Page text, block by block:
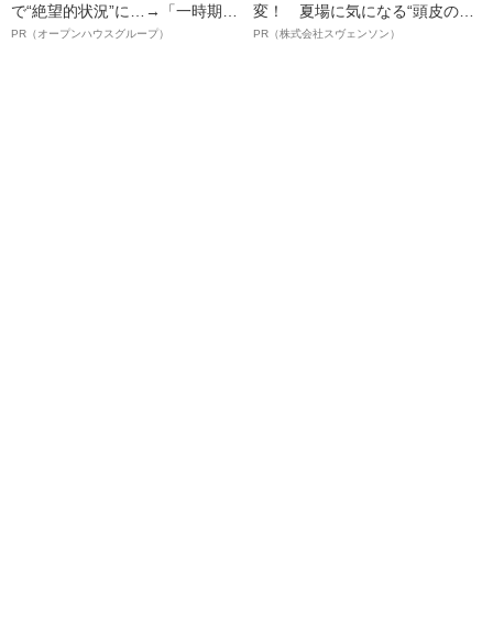
で“絶望的状況”に…→「一時期は
納品3年待ち」のヒット商品を生
PR（オープンハウスグループ）
変！ 夏場に気になる“頭皮のニ
オイ”や“ベタつき”を解消す
PR（株式会社スヴェンソン）